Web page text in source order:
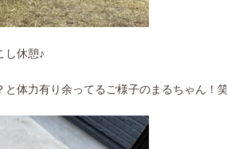
し休憩♪
と体力有り余ってるご様子のまるちゃん！